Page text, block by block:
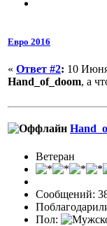
Евро 2016
« Ответ #2: 10
Hand_of_doom, а
Ветеран
Сообщений:
Пол: